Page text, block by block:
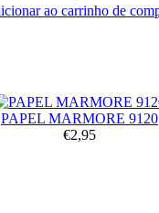
PAPEL MARMORE 9120
€2,95